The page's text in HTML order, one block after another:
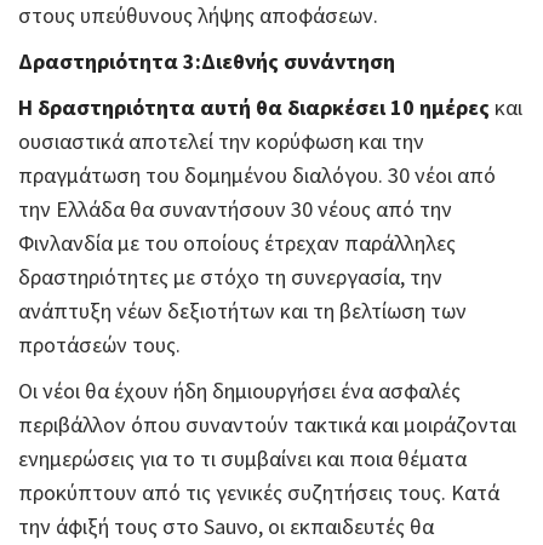
στους υπεύθυνους λήψης αποφάσεων.
Δραστηριότητα 3:Διεθνής συνάντηση
Η δραστηριότητα αυτή θα διαρκέσει 10 ημέρες και
ουσιαστικά αποτελεί την κορύφωση και την
πραγμάτωση του δομημένου διαλόγου. 30 νέοι από
την Ελλάδα θα συναντήσουν 30 νέους από την
Φινλανδία με του οποίους έτρεχαν παράλληλες
δραστηριότητες με στόχο τη συνεργασία, την
ανάπτυξη νέων δεξιοτήτων και τη βελτίωση των
προτάσεών τους.
Οι νέοι θα έχουν ήδη δημιουργήσει ένα ασφαλές
περιβάλλον όπου συναντούν τακτικά και μοιράζονται
ενημερώσεις για το τι συμβαίνει και ποια θέματα
προκύπτουν από τις γενικές συζητήσεις τους. Κατά
την άφιξή τους στο Sauvo, οι εκπαιδευτές θα